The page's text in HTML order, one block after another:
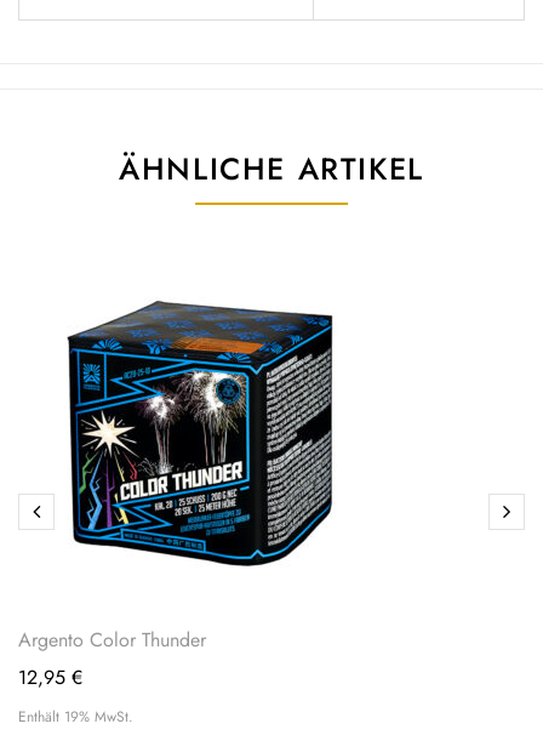
ÄHNLICHE ARTIKEL
Argento Color Thunder
12,95 €
Enthält 19% MwSt.